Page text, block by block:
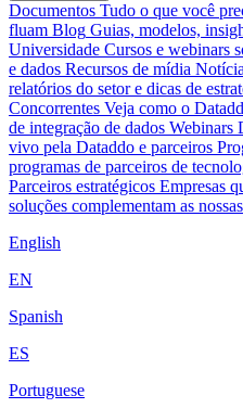
Documentos Tudo o que você
fluam Blog Guias, modelos,
Universidade Cursos e webinars
e dados Recursos de mídia
relatórios do setor e dicas de
Concorrentes Veja como o
de integração de dados Webinars
vivo pela Dataddo e parceiros
programas de parceiros de
Parceiros estratégicos Empresas
soluções complementam as nossas
English
EN
Spanish
ES
Portuguese